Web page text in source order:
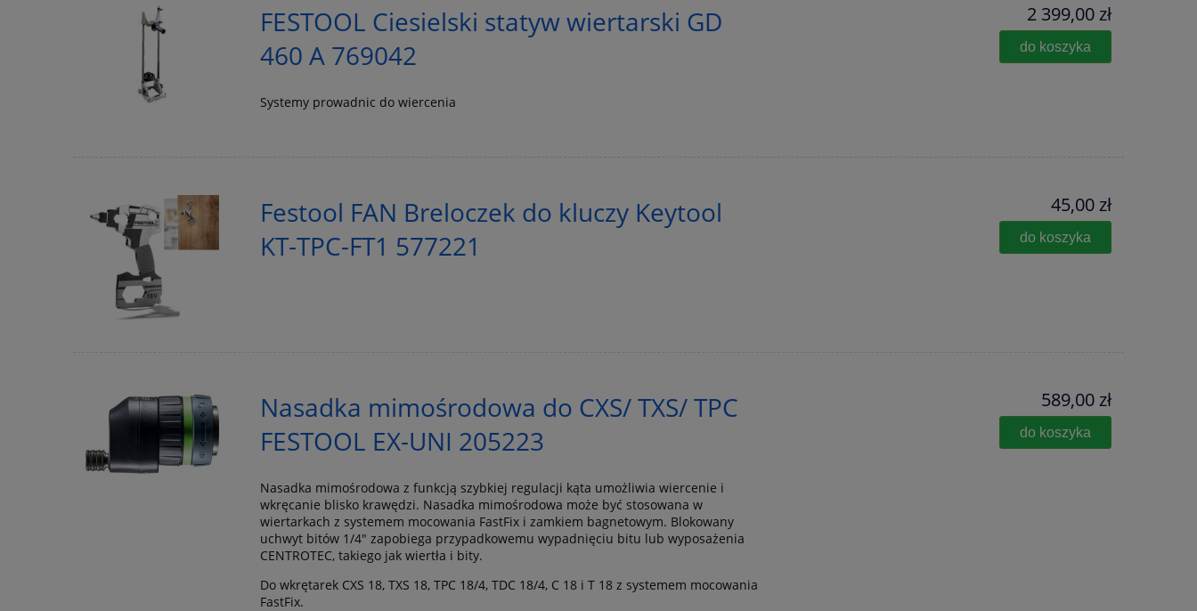
FESTOOL Ciesielski statyw wiertarski GD
460 A 769042
Systemy prowadnic do wiercenia
2 399,00 zł
do koszyka
Festool FAN Breloczek do kluczy Keytool
KT-TPC-FT1 577221
45,00 zł
do koszyka
Nasadka mimośrodowa do CXS/ TXS/ TPC
FESTOOL EX-UNI 205223
Nasadka mimośrodowa z funkcją szybkiej regulacji kąta umożliwia wiercenie i
wkręcanie blisko krawędzi. Nasadka mimośrodowa może być stosowana w
wiertarkach z systemem mocowania FastFix i zamkiem bagnetowym. Blokowany
uchwyt bitów 1/4" zapobiega przypadkowemu wypadnięciu bitu lub wyposażenia
CENTROTEC, takiego jak wiertła i bity.
Do wkrętarek CXS 18, TXS 18, TPC 18/4, TDC 18/4, C 18 i T 18 z systemem mocowania
FastFix.
589,00 zł
do koszyka